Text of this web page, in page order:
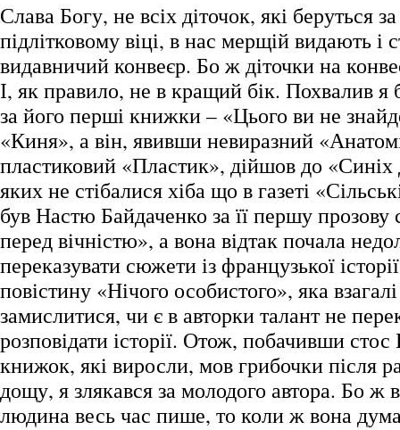
Слава Богу, не всіх діточок, які беруться
підлітковому віці, в нас мерщій видають і
видавничий конвеєр. Бо ж діточки на
І, як правило, не в кращий бік. Похвалив
за його перші книжки – «Цього ви не
«Киня», а він, явивши невиразний
пластиковий «Пластик», дійшов до «Синіх
яких не стібалися хіба що в газеті
був Настю Байдаченко за її першу
перед вічністю», а вона відтак почала
переказувати сюжети із французької
повістину «Нічого особистого», яка
замислитися, чи є в авторки талант не
розповідати історії. Отож, побачивши стос
книжок, які виросли, мов грибочки після
дощу, я злякався за молодого автора. Бо ж
людина весь час пише, то коли ж вона